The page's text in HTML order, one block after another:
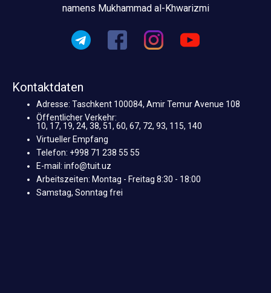
namens Mukhammad al-Khwarizmi
Kontaktdaten
Adresse: Taschkent 100084, Amir Temur Avenue 108
Öffentlicher Verkehr:
10, 17, 19, 24, 38, 51, 60, 67, 72, 93, 115, 140
Virtueller Empfang
Telefon: +998 71 238 55 55
E-mail: info@tuit.uz
Arbeitszeiten: Montag - Freitag 8:30 - 18:00
Samstag, Sonntag frei